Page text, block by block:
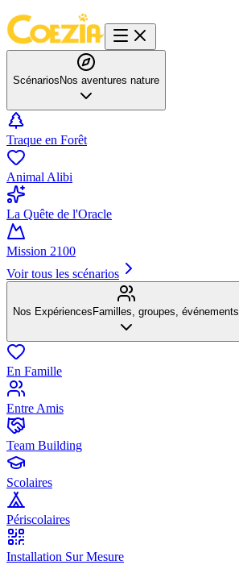
Scénarios Nos aventures nature
Traque en Forêt
Animal Alibi
La Quête de l'Oracle
Mission 2100
Voir tous les scénarios
Nos Expériences Familles, groupes, événements
En Famille
Entre Amis
Team Building
Scolaires
Périscolaires
Installation Sur Mesure